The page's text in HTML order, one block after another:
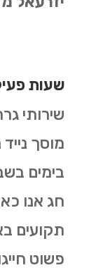
שעות
שירותי
בימים
חג אנו
תקועים
פשוט